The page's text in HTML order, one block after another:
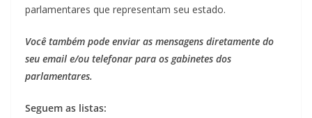
parlamentares que representam seu estado.
Você também pode enviar as mensagens diretamente do
seu email e/ou telefonar para os gabinetes dos
parlamentares.
Seguem as listas: